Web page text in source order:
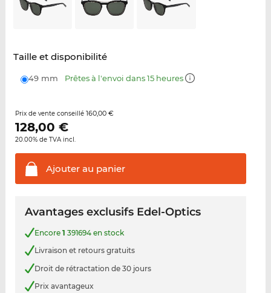
Taille et disponibilité
49 mm Prêtes à l'envoi dans 15 heures
Prix de vente conseillé 160,00 €
128,00 €
20.00% de TVA incl.
Ajouter au panier
Avantages exclusifs Edel-Optics
Encore 1 391694 en stock
Livraison et retours gratuits
Droit de rétractation de 30 jours
Prix avantageux